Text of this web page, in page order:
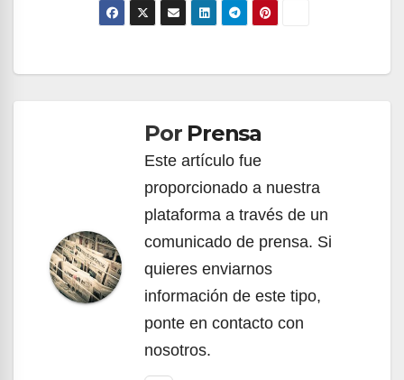
Navegación
entradasPor Prensa
Este artículo fue
proporcionado a nuestra
plataforma a través de un
comunicado de prensa. Si
quieres enviarnos
información de este tipo,
ponte en contacto con
nosotros.